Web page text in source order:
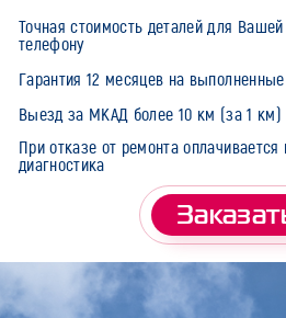
Точная стоимость деталей для
телефону
Гарантия 12 месяцев на
Выезд за МКАД более 10 км (за 1 км)
При отказе от ремонта
диагностика